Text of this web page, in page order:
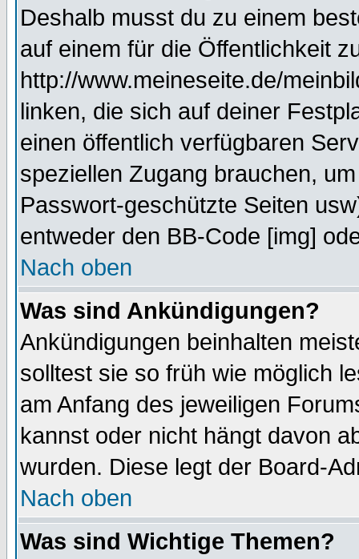
Deshalb musst du zu einem
auf einem für die Öffentlichkeit
http://www.meineseite.de/
linken, die sich auf deiner
einen öffentlich verfügbaren
speziellen Zugang brauchen,
Passwort-geschützte Seiten
entweder den BB-Code [img]
Nach oben
Was sind Ankündigungen?
Ankündigungen beinhalten
solltest sie so früh wie möglich
am Anfang des jeweiligen
kannst oder nicht hängt davon
wurden. Diese legt der Board-
Nach oben
Was sind Wichtige Themen?